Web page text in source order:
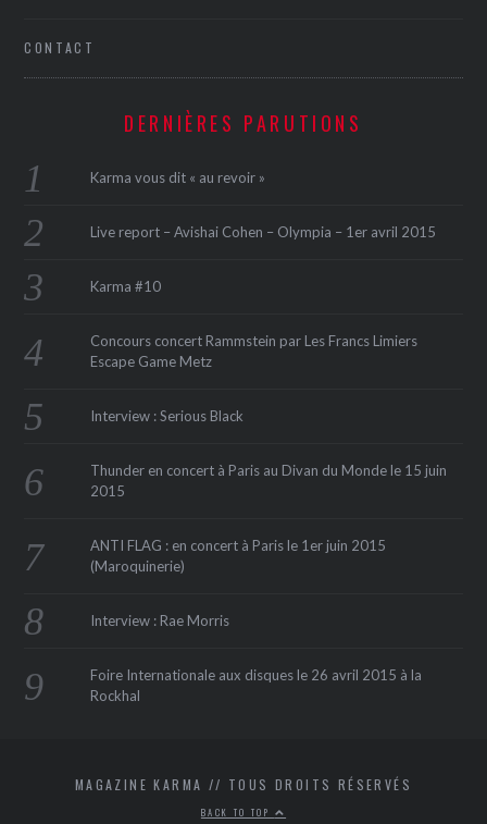
CONTACT
DERNIÈRES PARUTIONS
Karma vous dit « au revoir »
Live report – Avishai Cohen – Olympia – 1er avril 2015
Karma #10
Concours concert Rammstein par Les Francs Limiers
Escape Game Metz
Interview : Serious Black
Thunder en concert à Paris au Divan du Monde le 15 juin
2015
ANTI FLAG : en concert à Paris le 1er juin 2015
(Maroquinerie‏)
Interview : Rae Morris
Foire Internationale aux disques le 26 avril 2015 à la
Rockhal
MAGAZINE KARMA // TOUS DROITS RÉSERVÉS
BACK TO TOP